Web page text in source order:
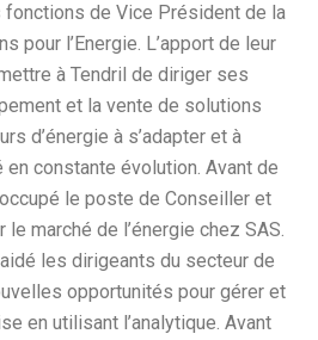
de Vice Président de la
pour l’Energie. L’apport de leur
à Tendril de diriger ses
et la vente de solutions
d’énergie à s’adapter et à
constante évolution. Avant de
le poste de Conseiller et
marché de l’énergie chez SAS.
les dirigeants du secteur de
opportunités pour gérer et
en utilisant l’analytique. Avant